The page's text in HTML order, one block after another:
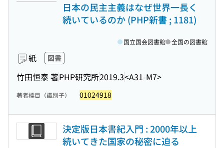
日本の民主主義はなぜ世界一長く
続いているのか (PHP新書 ; 1181)
紙 図書
竹田恒泰 著PHP研究所2019.3<A31-M7>
国立国会図書館 全国の図書館
著者標目（識別子） 01024918
決定版日本書紀入門 : 2000年以上
続いてきた国家の秘密に迫る